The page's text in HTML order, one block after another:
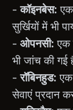
-कॉइनबेस: एक
सुर्खियों में भी
- ओपनसी: एक
भी जांच की गई
-रॉबिनहुड: एक
सेवाएं प्रदान